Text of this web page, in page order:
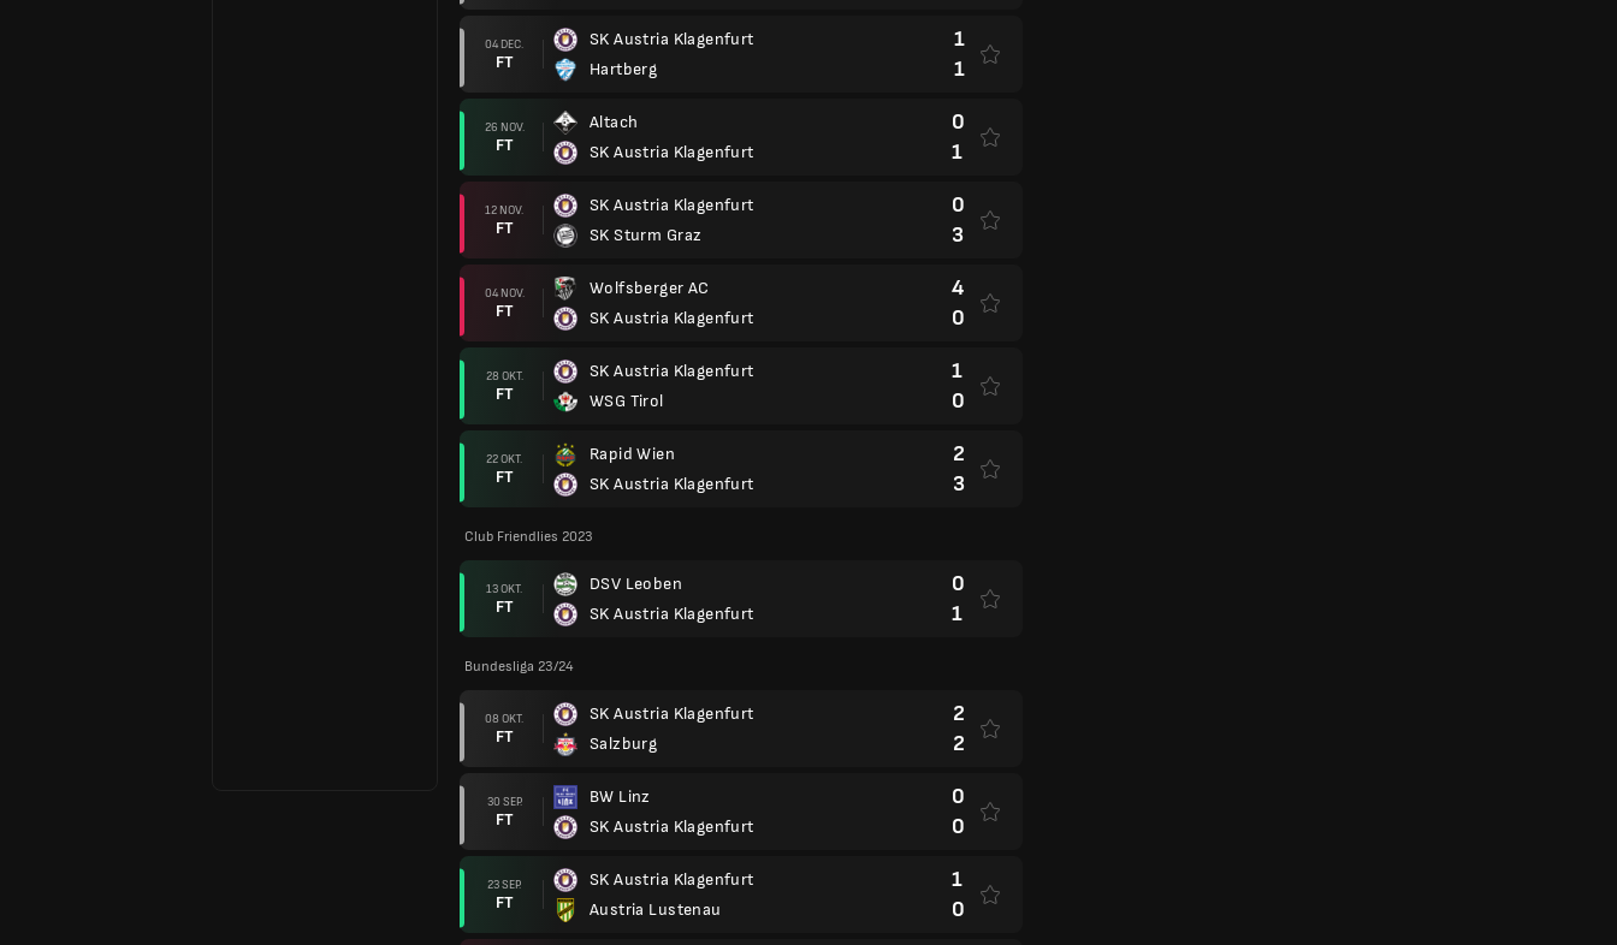
04 DEC.
FT
SK Austria Klagenfurt
Hartberg
1
1
26 NOV.
FT
Altach
SK Austria Klagenfurt
0
1
12 NOV.
FT
SK Austria Klagenfurt
SK Sturm Graz
0
3
04 NOV.
FT
Wolfsberger AC
SK Austria Klagenfurt
4
0
28 OKT.
FT
SK Austria Klagenfurt
WSG Tirol
1
0
22 OKT.
FT
Rapid Wien
SK Austria Klagenfurt
2
3
Club Friendlies 2023
13 OKT.
FT
DSV Leoben
SK Austria Klagenfurt
0
1
Bundesliga 23/24
08 OKT.
FT
SK Austria Klagenfurt
Salzburg
2
2
30 SEP.
FT
BW Linz
SK Austria Klagenfurt
0
0
23 SEP.
FT
SK Austria Klagenfurt
Austria Lustenau
1
0